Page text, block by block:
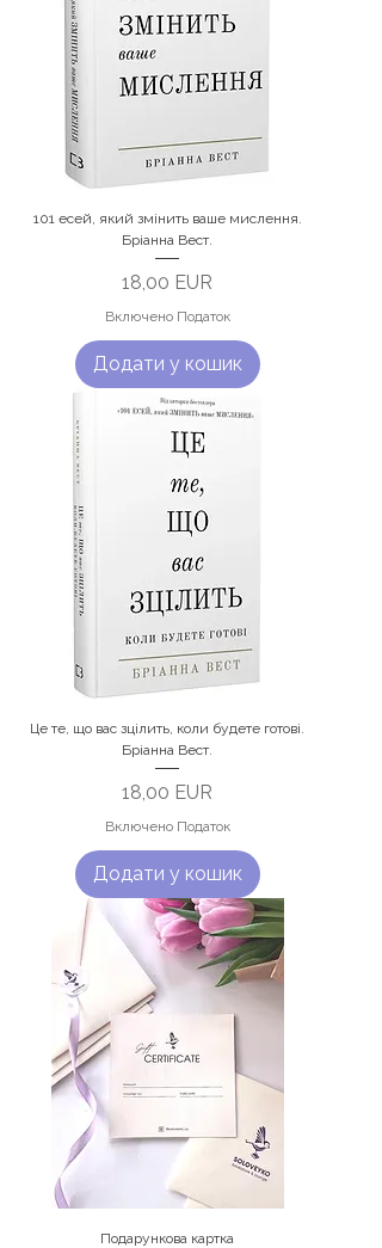
101 есей, який змінить ваше мислення.
Бріанна Вест.
Ціна
18,00 EUR
Включено Податок
Додати у кошик
Це те, що вас зцілить, коли будете готові.
Бріанна Вест.
Ціна
18,00 EUR
Включено Податок
Додати у кошик
Подарункова картка